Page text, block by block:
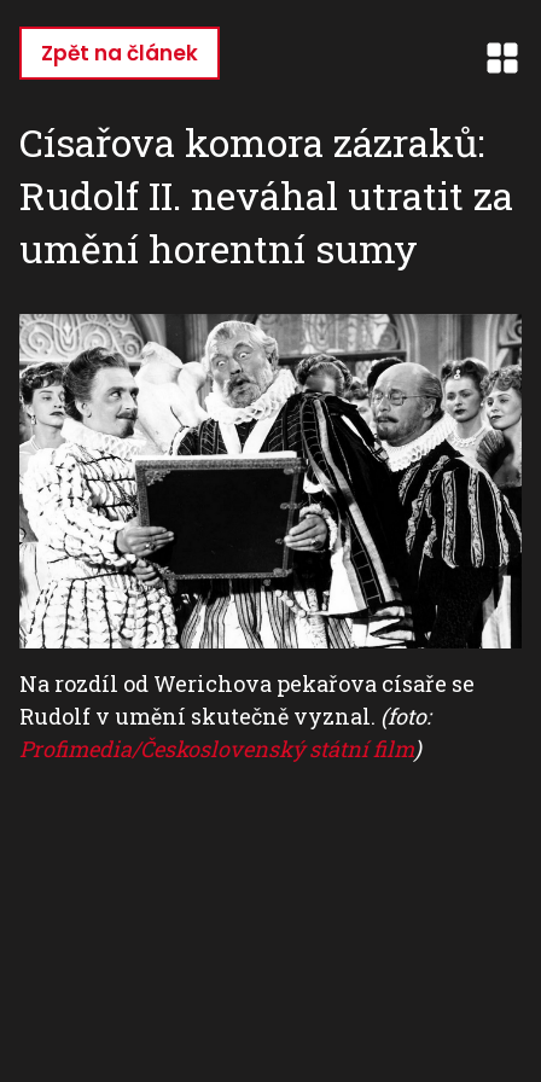
hlavnímu
Zpět na článek
Císařova komora zázraků:
Rudolf II. neváhal utratit za
umění horentní sumy
Na rozdíl od Werichova pekařova císaře se
Rudolf v umění skutečně vyznal. (foto:
Profimedia/Československý státní film)